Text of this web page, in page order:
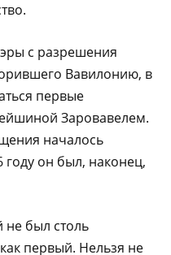
с разрешения
Вавилонию, в
первые
Заровавелем.
началось
году он был, наконец,
не был столь
первый. Нельзя не